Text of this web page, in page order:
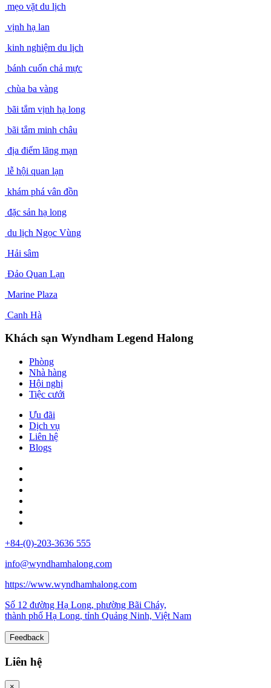
mẹo vặt du lịch
vịnh hạ lan
kinh nghiệm du lịch
bánh cuốn chả mực
chùa ba vàng
bãi tắm vịnh hạ long
bãi tắm minh châu
địa điểm lãng mạn
lễ hội quan lạn
khám phá vân đồn
đặc sản hạ long
du lịch Ngọc Vùng
Hải sâm
Đảo Quan Lạn
Marine Plaza
Canh Hà
Khách sạn Wyndham Legend Halong
Phòng
Nhà hàng
Hội nghị
Tiệc cưới
Ưu đãi
Dịch vụ
Liên hệ
Blogs
+84-(0)-203-3636 555
info@wyndhamhalong.com
https://www.wyndhamhalong.com
Số 12 đường Hạ Long, phường Bãi Cháy,
thành phố Hạ Long, tỉnh Quảng Ninh, Việt Nam
Feedback
Liên hệ